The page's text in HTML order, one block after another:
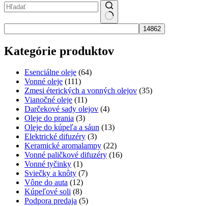
results
Kategórie produktov
Esenciálne oleje (64)
Vonné oleje (111)
Zmesi éterických a vonných olejov (35)
Vianočné oleje (11)
Darčekové sady olejov (4)
Oleje do prania (3)
Oleje do kúpeľa a sáun (13)
Elektrické difuzéry (3)
Keramické aromalampy (22)
Vonné paličkové difuzéry (16)
Vonné tyčinky (1)
Sviečky a knôty (7)
Vône do auta (12)
Kúpeľové soli (8)
Podpora predaja (5)